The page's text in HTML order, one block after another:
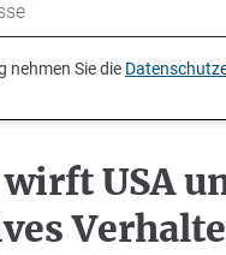
nehmen Sie die
USA